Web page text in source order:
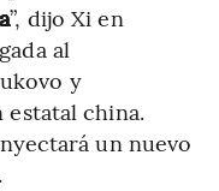
”, dijo Xi en
al
y
china.
un nuevo